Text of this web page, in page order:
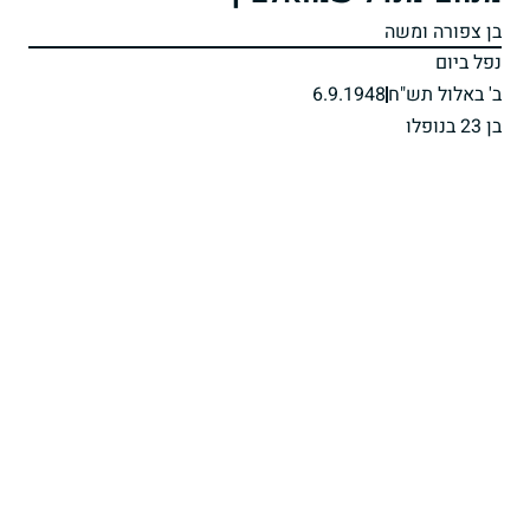
בן צפורה ומשה
נפל ביום
ב' באלול תש"ח6.9.1948
בן 23 בנופלו